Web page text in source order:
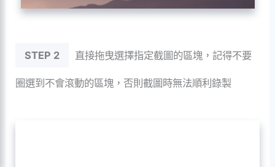
STEP 2 直接拖曳選擇指定截圖的區塊，記得不要
圈選到不會滾動的區塊，否則截圖時無法順利錄製